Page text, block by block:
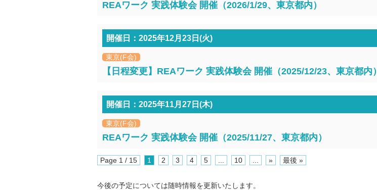
REAワーク 実践体験会 開催（2026/1/29、東京都内）
開催日：2025年12月23日(火)
東京(F会)
【日程変更】REAワーク 実践体験会 開催（2025/12/23、東京都内）
開催日：2025年11月27日(木)
東京(F会)
REAワーク 実践体験会 開催（2025/11/27、東京都内）
Page 1 / 15 1 2 3 4 5 10 » 最後 »
今後の予定については随時情報を更新いたします。